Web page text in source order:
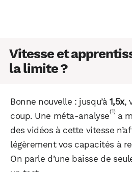
Vitesse et
la limite ?
Bonne nouvelle : jusqu’à 1,5x,
coup. Une méta-analyse(1) a
des vidéos à cette vitesse
légèrement vos capacités à
On parle d’une baisse de